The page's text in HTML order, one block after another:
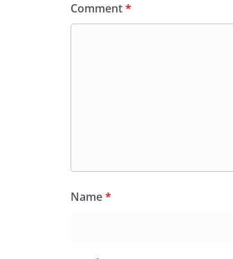
Comment*
Name*